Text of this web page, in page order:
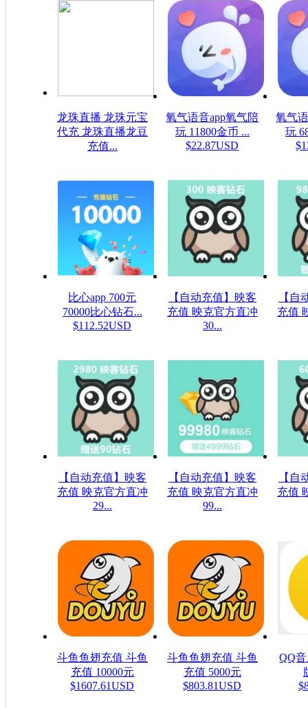
龙珠直播 龙珠元宝
代充 龙珠直播龙豆
充值...
氧气语音app氧气陪
玩 11800金币 ...
$22.87USD
氧气
玩
比心app 700元
70000比心钻石...
$112.52USD
【自动充值】映客
充值 映克官方直冲
30...
【自
充值
【自动充值】映客
充值 映克官方直冲
29...
【自动充值】映客
充值 映克官方直冲
99...
【自
充值
斗鱼鱼翅充值 斗鱼
充值 10000元
$1607.61USD
斗鱼鱼翅充值 斗鱼
充值 5000元
$803.81USD
QQ